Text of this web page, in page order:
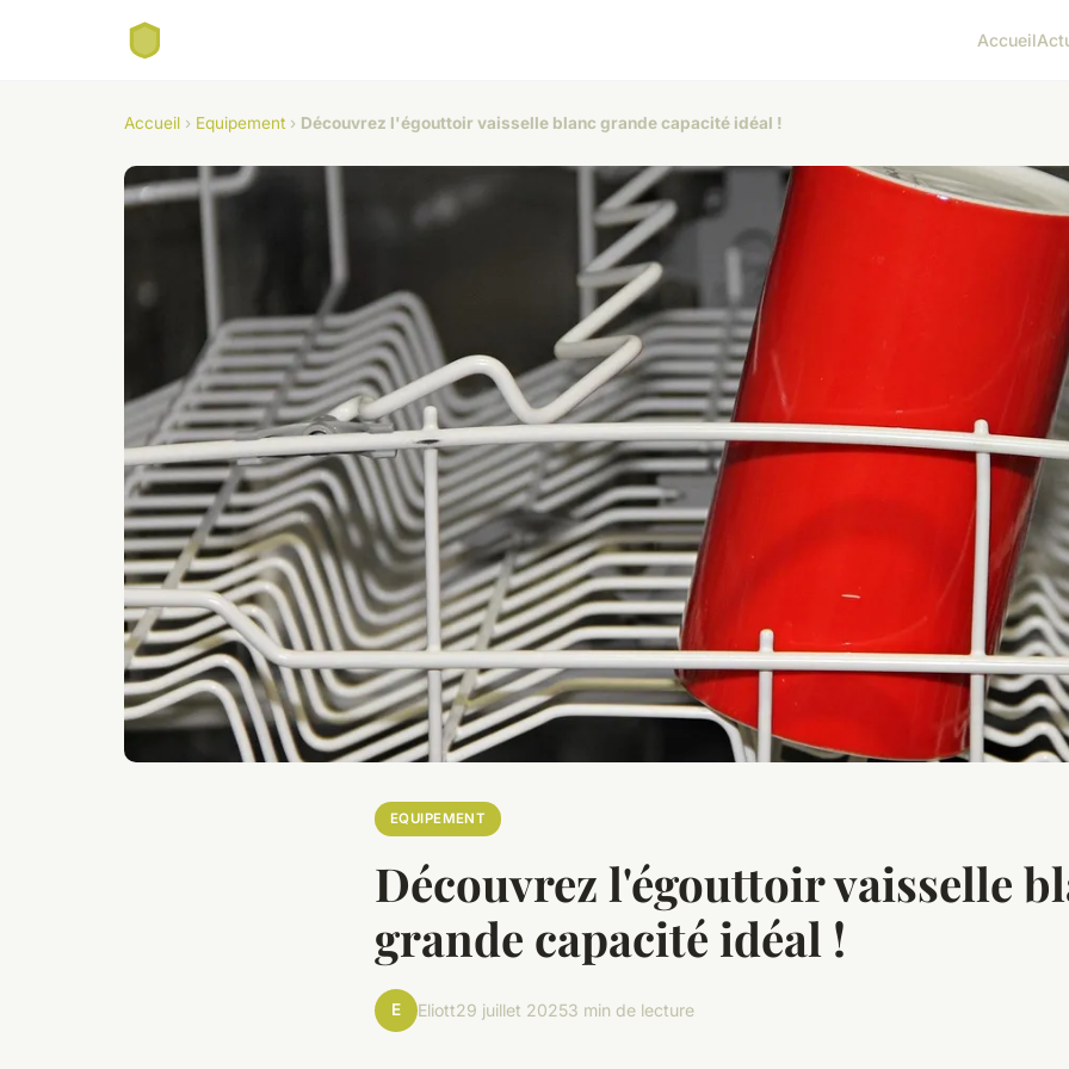
Accueil
Accueil › Equipement › Découvrez l'égouttoir vaisselle blanc grande capacité idéal !
EQUIPEMENT
Découvrez l'égouttoir vaisselle
grande capacité idéal !
E Eliott29 juillet 20253 min de lecture